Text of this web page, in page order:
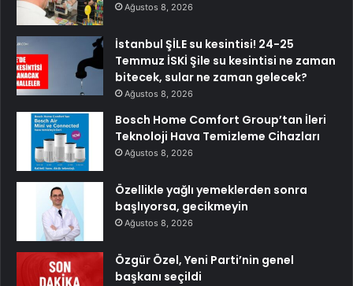
Ağustos 8, 2026
İstanbul ŞİLE su kesintisi! 24-25
Temmuz İSKİ Şile su kesintisi ne zaman
bitecek, sular ne zaman gelecek?
Ağustos 8, 2026
Bosch Home Comfort Group’tan İleri
Teknoloji Hava Temizleme Cihazları
Ağustos 8, 2026
Özellikle yağlı yemeklerden sonra
başlıyorsa, gecikmeyin
Ağustos 8, 2026
Özgür Özel, Yeni Parti’nin genel
başkanı seçildi